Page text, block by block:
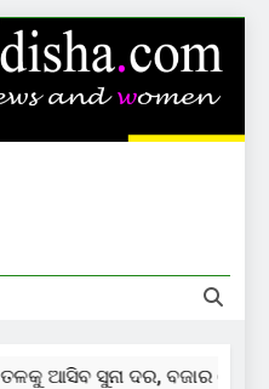
ଆସିବ ସୁନା ଦର, ବଜାର ଦେଲାଣି